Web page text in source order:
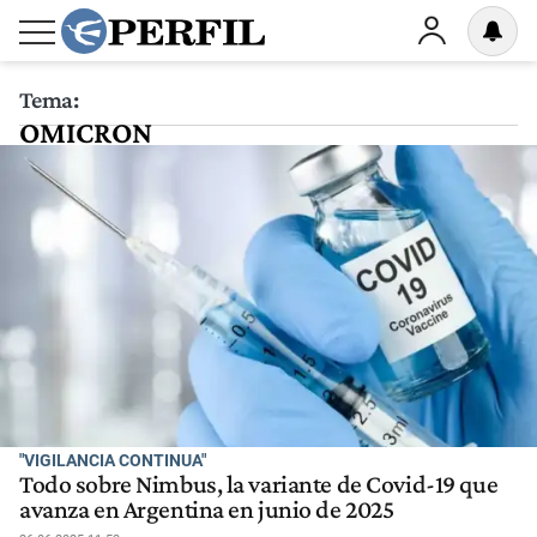
Tema:
OMICRON
"VIGILANCIA CONTINUA"
Todo sobre Nimbus, la variante de Covid-19 que
avanza en Argentina en junio de 2025